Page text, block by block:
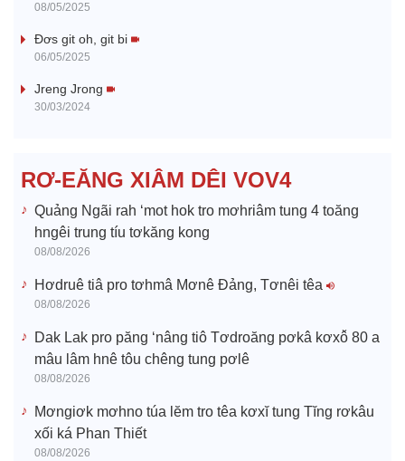
e
o
08/05/2025
Đơs git oh, git bi
06/05/2025
Jreng Jrong
30/03/2024
RƠ-EĂNG XIÂM DÊI VOV4
Quảng Ngãi rah ‘mot hok tro mơhriâm tung 4 toăng
hngêi trung tíu tơkăng kong
08/08/2026
Hơdruê tiâ pro tơhmâ Mơnê Đảng, Tơnêi têa
08/08/2026
Dak Lak pro păng ‘nâng tiô Tơdroăng pơkâ kơxô̆ 80 a
mâu lâm hnê tôu chêng tung pơlê
08/08/2026
Mơngiơk mơhno túa lĕm tro têa kơxĭ tung Tĭng rơkâu
xối ká Phan Thiết
08/08/2026